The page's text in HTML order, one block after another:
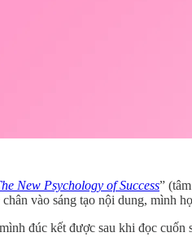
New Psychology of Success”
vào sáng tạo nội dung, mình
đúc kết được sau khi đọc